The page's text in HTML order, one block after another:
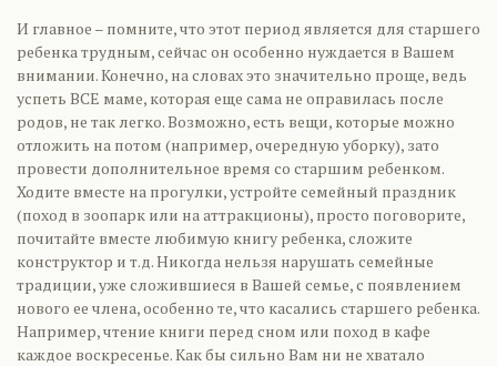
И главное – помните, что этот период является для старшего
ребенка трудным, сейчас он особенно нуждается в Вашем
внимании. Конечно, на словах это значительно проще, ведь
успеть ВСЕ маме, которая еще сама не оправилась после
родов, не так легко. Возможно, есть вещи, которые можно
отложить на потом (например, очередную уборку), зато
провести дополнительное время со старшим ребенком.
Ходите вместе на прогулки, устройте семейный праздник
(поход в зоопарк или на аттракционы), просто поговорите,
почитайте вместе любимую книгу ребенка, сложите
конструктор и т.д. Никогда нельзя нарушать семейные
традиции, уже сложившиеся в Вашей семье, с появлением
нового ее члена, особенно те, что касались старшего ребенка.
Например, чтение книги перед сном или поход в кафе
каждое воскресенье. Как бы сильно Вам ни не хватало